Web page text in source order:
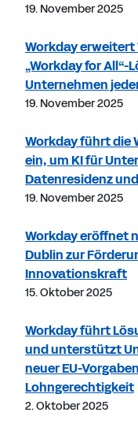
19. November 2025
Workday erweitert
„Workday for
Unternehmen
19. November 2025
Workday führt die
ein, um KI für
Datenresidenz
19. November 2025
Workday eröffnet
Dublin zur
Innovationskraft
15. Oktober 2025
Workday führt
und unterstützt
neuer EU-
Lohngerechtigkeit
2. Oktober 2025